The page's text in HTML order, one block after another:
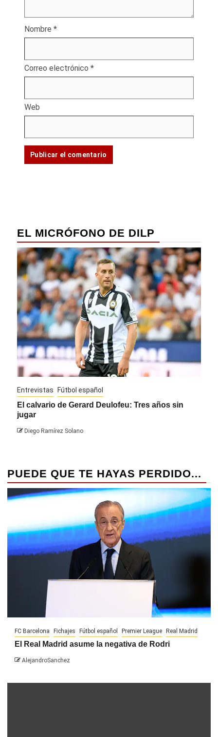
Nombre *
Correo electrónico *
Web
EL MICRÓFONO DE DILP
Entrevistas Fútbol español
El calvario de Gerard Deulofeu: Tres años sin
jugar
Diego Ramírez Solano
PUEDE QUE TE HAYAS PERDIDO...
FC Barcelona Fichajes Fútbol español Premier League Real Madrid
El Real Madrid asume la negativa de Rodri
AlejandroSanchez